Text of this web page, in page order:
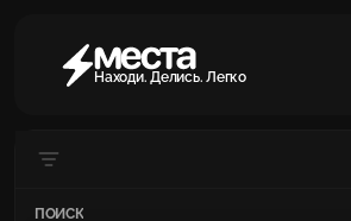
Находи. Делись. Легко
ПОИСК